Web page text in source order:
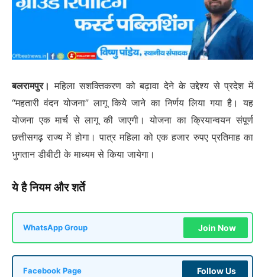
बलरामपुर। महिला सशक्तिकरण को बढ़ावा देने के उद्देश्य से प्रदेश में
“महतारी वंदन योजना” लागू किये जाने का निर्णय लिया गया है। यह
योजना एक मार्च से लागू की जाएगी। योजना का क्रियान्वयन संपूर्ण
छत्तीसगढ़ राज्य में होगा। पात्र महिला को एक हजार रुपए प्रतिमाह का
भुगतान डीबीटी के माध्यम से किया जायेगा।
ये है नियम और शर्ते
WhatsApp Group Join Now
Facebook Page Follow Us